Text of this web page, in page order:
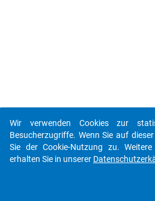
Wir verwenden Cookies zur
Besucherzugriffe. Wenn Sie auf
Sie der Cookie-Nutzung zu.
erhalten Sie in unserer